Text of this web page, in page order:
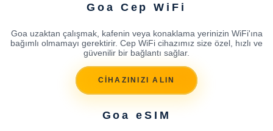
Goa Cep WiFi
Goa uzaktan çalışmak, kafenin veya konaklama yerinizin WiFi'ına
bağımlı olmamayı gerektirir. Cep WiFi cihazımız size özel, hızlı ve
güvenilir bir bağlantı sağlar.
CİHAZINIZI ALIN
Goa eSIM